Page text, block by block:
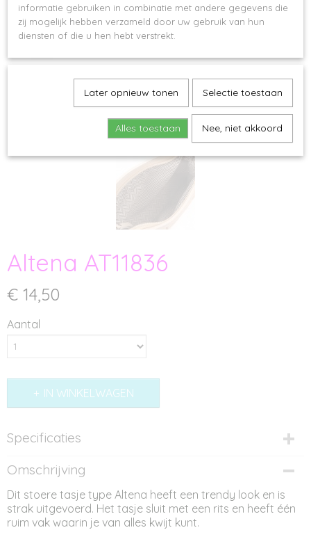
Altena AT11836
€ 14,50
Aantal
IN WINKELWAGEN
Specificaties
Productcode
AT11836
Omschrijving
Dit stoere tasje type Altena heeft een trendy look en is
strak uitgevoerd. Het tasje sluit met een rits en heeft één
ruim vak waarin je van alles kwijt kunt.
informatie gebruiken in combinatie met andere gegevens die
zij mogelijk hebben verzameld door uw gebruik van hun
diensten of die u hen hebt verstrekt.
Later opnieuw tonen Selectie toestaan
Alles toestaan Nee, niet akkoord